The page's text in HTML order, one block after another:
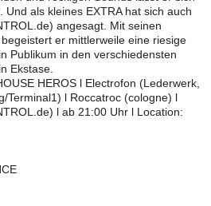
Und als kleines EXTRA hat sich auch
angesagt. Mit seinen
er mittlerweile eine riesige
Publikum in den verschiedensten
Ekstase.
HEROS l Electrofon (Lederwerk,
Terminal1) l Roccatroc (cologne) l
l ab 21:00 Uhr l Location: